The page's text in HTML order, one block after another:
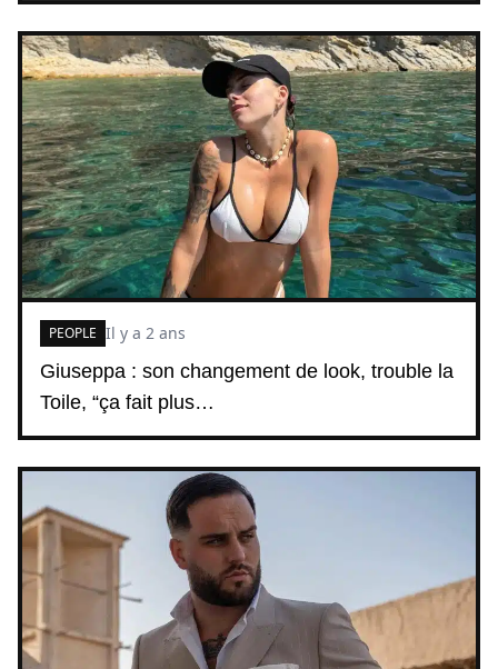
Giuseppa : son changement de look, trouble la
Toile, “ça fait plus…
PEOPLE Il y a 2 ans